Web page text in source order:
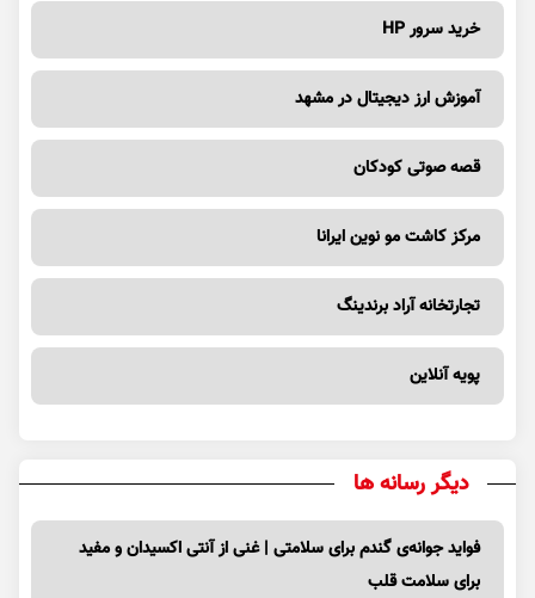
خرید سرور HP
آموزش ارز دیجیتال در مشهد
قصه صوتی کودکان
مرکز کاشت مو نوین ایرانا
تجارتخانه آراد برندینگ
پویه آنلاین
دیگر رسانه ها
فواید جوانه‌ی گندم برای سلامتی | غنی از آنتی اکسیدان و مفید
برای سلامت قلب